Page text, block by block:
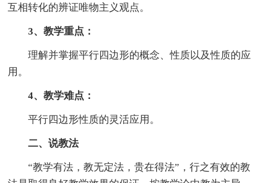
互相转化的辨证唯物主义观点。
3、教学重点：
理解并掌握平行四边形的概念、性质以及性质的应
用。
4、教学难点：
平行四边形性质的灵活应用。
二、说教法
“教学有法，教无定法，贵在得法”，行之有效的教